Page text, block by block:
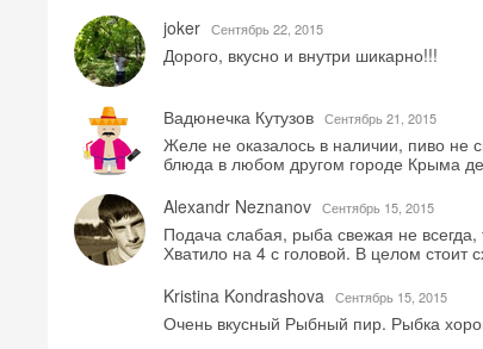
joker Сентябрь 22, 2015
Дорого, вкусно и внутри шикарно!!!
Вадюнечка Кутузов Сентябрь 21, 2015
Желе не оказалось в наличии, пиво не
блюда в любом другом городе Крыма
Alexandr Neznanov Сентябрь 15, 2015
Подача слабая, рыба свежая не
Хватило на 4 с головой. В целом стоит
Kristina Kondrashova Сентябрь 15, 2015
Очень вкусный Рыбный пир. Рыбка